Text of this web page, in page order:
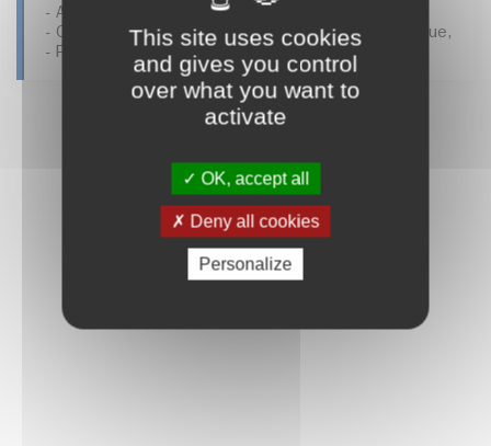
This site uses cookies
and gives you control
over what you want to
activate
OK, accept all
Deny all cookies
Personalize
- Alarme, télésurveillance,
- Contrôle d’accès, interphone, portier électronique,
- Possibilité de connexion internet